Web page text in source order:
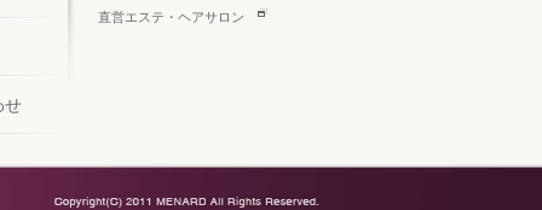
せ
直営エステ・ヘアサロン